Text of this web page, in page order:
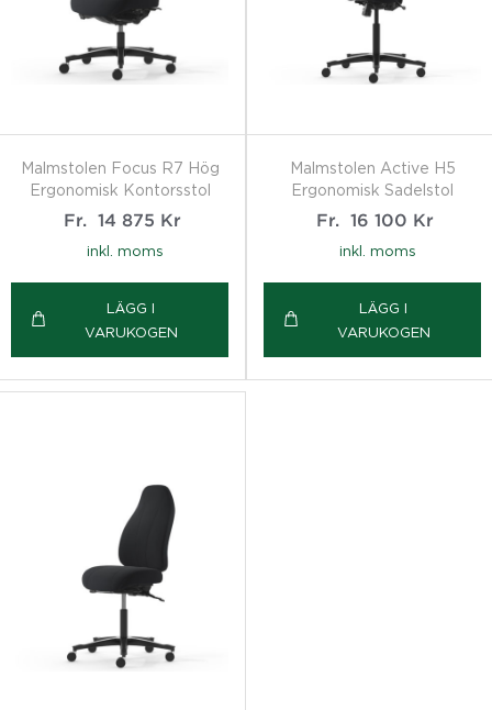
Malmstolen Focus R7 Hög
Ergonomisk Kontorsstol
Fr.
14 875 Kr
inkl. moms
LÄGG I
VARUKOGEN
Malmstolen Active H5
Ergonomisk Sadelstol
Fr.
16 100 Kr
inkl. moms
LÄGG I
VARUKOGEN